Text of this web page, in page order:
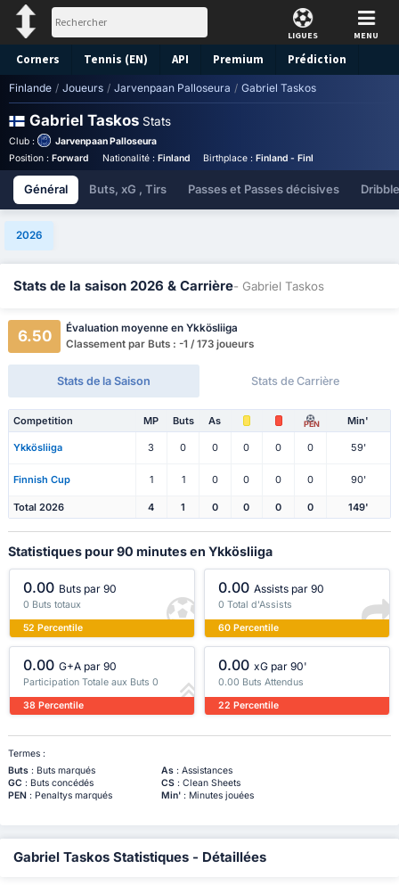
LIGUES MENU
Corners Tennis (EN) API Premium Prédiction
Finlande / Joueurs / Jarvenpaan Palloseura / Gabriel Taskos
Gabriel Taskos Stats
Club :
Jarvenpaan Palloseura
Position : Forward Nationalité : Finland Birthplace :Finland - Finland
Général Buts, xG , Tirs Passes et Passes décisives
2026
Stats de la saison 2026 & Carrière- Gabriel Taskos
6.50
Évaluation moyenne en Ykkösliiga
Classement par Buts : -1 / 173 joueurs
Stats de la Saison Stats de Carrière
Competition MP Buts As PEN Min'
Ykkösliiga 3 0 0 0 0 0 59'
Finnish Cup 1 1 0 0 0 0 90'
Total 2026 4 1 0 0 0 0 149'
Statistiques pour 90 minutes en Ykkösliiga
0.00 Buts par 90
0 Buts totaux
52 Percentile
0.00 Assists par 90
0 Total d'Assists
60 Percentile
0.00 G+A par 90
Participation Totale aux Buts 0
38 Percentile
0.00 xG par 90'
0.00 Buts Attendus
22 Percentile
Termes :
Buts: Buts marqués As: Assistances
GC : Buts concédés CS: Clean Sheets
PEN: Penaltys marqués Min': Minutes jouées
Gabriel Taskos Statistiques - Détaillées